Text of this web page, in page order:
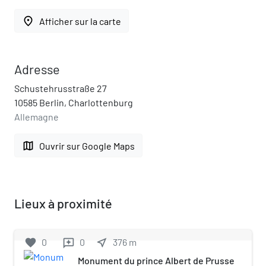
place Afficher sur la carte
Adresse
Schustehrusstraße 27
10585 Berlin, Charlottenburg
Allemagne
map Ouvrir sur Google Maps
Lieux à proximité
favorite 0 reviews 0 near_me 376 m
Monument du prince Albert de Prusse